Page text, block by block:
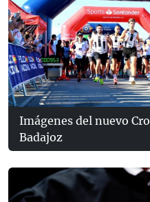
Imágenes del nuevo
Badajoz